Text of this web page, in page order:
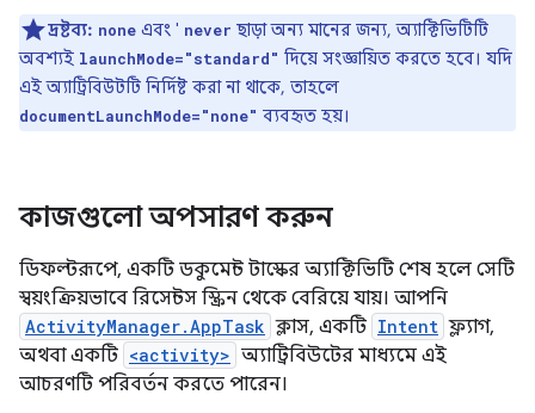
দ্রষ্টব্য: none এবং ' never ছাড়া অন্য মানের জন্য, অ্যাক্টিভিটিটি
অবশ্যই launchMode="standard" দিয়ে সংজ্ঞায়িত করতে হবে। যদি
এই অ্যাট্রিবিউটটি নির্দিষ্ট করা না থাকে, তাহলে
documentLaunchMode="none" ব্যবহৃত হয়।
কাজগুলো অপসারণ করুন
ডিফল্টরূপে, একটি ডকুমেন্ট টাস্কের অ্যাক্টিভিটি শেষ হলে সেটি
স্বয়ংক্রিয়ভাবে রিসেন্টস স্ক্রিন থেকে বেরিয়ে যায়। আপনি
ActivityManager.AppTask ক্লাস, একটি Intent ফ্ল্যাগ,
অথবা একটি <activity> অ্যাট্রিবিউটের মাধ্যমে এই
আচরণটি পরিবর্তন করতে পারেন।